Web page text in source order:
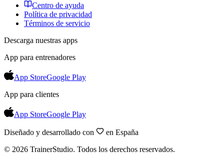
Centro de ayuda
Política de privacidad
Términos de servicio
Descarga nuestras apps
App para entrenadores
App StoreGoogle Play
App para clientes
App StoreGoogle Play
Diseñado y desarrollado con
en España
© 2026 TrainerStudio. Todos los derechos reservados.